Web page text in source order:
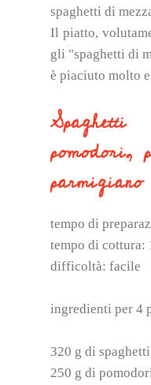
spaghetti di
Il piatto,
gli "spaghetti di
è piaciuto molto
pomodori,
parmigiano
tempo di
tempo di cottura:
difficoltà: facile
ingredienti per 4
320 g di
250 g di